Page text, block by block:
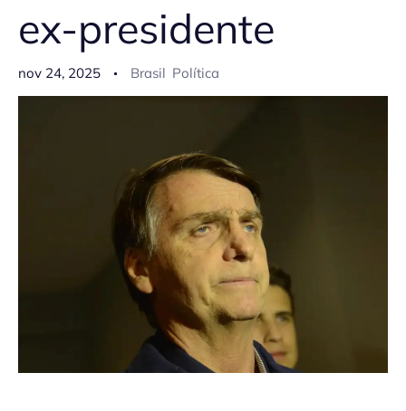
ex-presidente
nov 24, 2025 Brasil Política